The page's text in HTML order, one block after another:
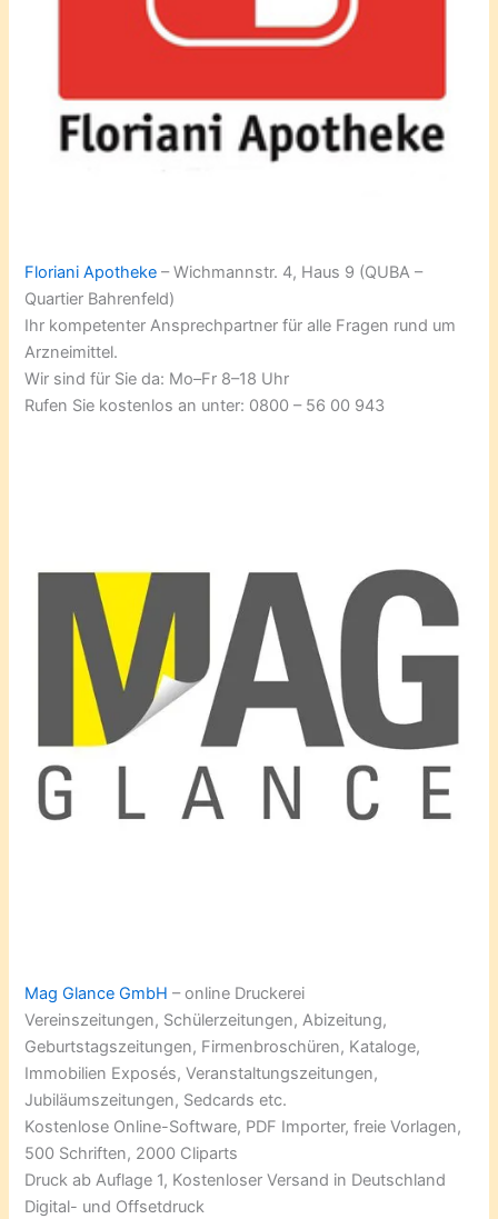
Floriani Apotheke – Wichmannstr. 4, Haus 9 (QUBA –
Quartier Bahrenfeld)
Ihr kompetenter Ansprechpartner für alle Fragen rund um
Arzneimittel.
Wir sind für Sie da: Mo–Fr 8–18 Uhr
Rufen Sie kostenlos an unter: 0800 – 56 00 943
Mag Glance GmbH – online Druckerei
Vereinszeitungen, Schülerzeitungen, Abizeitung,
Geburtstagszeitungen, Firmenbroschüren, Kataloge,
Immobilien Exposés, Veranstaltungszeitungen,
Jubiläumszeitungen, Sedcards etc.
Kostenlose Online-Software, PDF Importer, freie Vorlagen,
500 Schriften, 2000 Cliparts
Druck ab Auflage 1, Kostenloser Versand in Deutschland
Digital- und Offsetdruck